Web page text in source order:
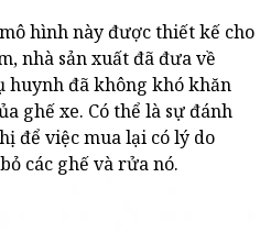
hình này được thiết kế cho
nhà sản xuất đã đưa về
huynh đã không khó khăn
ghế xe. Có thể là sự đánh
để việc mua lại có lý do
các ghế và rửa nó.